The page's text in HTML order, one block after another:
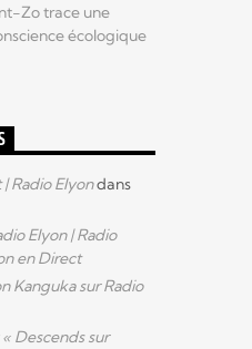
Zo trace une
écologique
Radio Elyondans
Elyon | Radio
en Direct
Kanguka sur Radio
Descends sur